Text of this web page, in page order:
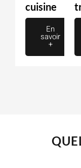
cuisine
En
savoir
+